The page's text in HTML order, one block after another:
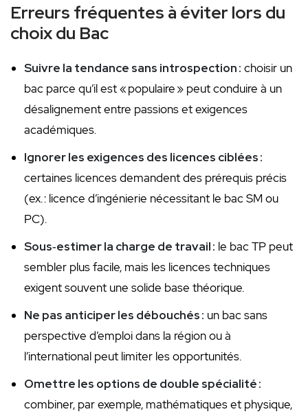
Erreurs fréquentes à éviter lors du
choix du Bac
Suivre la tendance sans introspection : choisir un
bac parce qu’il est « populaire » peut conduire à un
désalignement entre passions et exigences
académiques.
Ignorer les exigences des licences ciblées :
certaines licences demandent des prérequis précis
(ex. : licence d’ingénierie nécessitant le bac SM ou
PC).
Sous‑estimer la charge de travail : le bac TP peut
sembler plus facile, mais les licences techniques
exigent souvent une solide base théorique.
Ne pas anticiper les débouchés : un bac sans
perspective d’emploi dans la région ou à
l’international peut limiter les opportunités.
Omettre les options de double spécialité :
combiner, par exemple, mathématiques et physique,